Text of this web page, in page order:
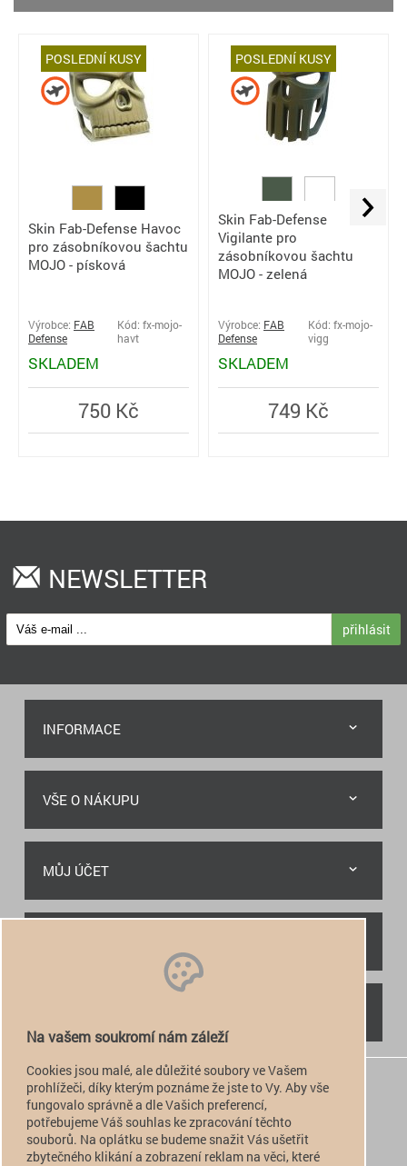
POSLEDNÍ KUSY
Skin Fab-Defense Havoc
pro zásobníkovou šachtu
MOJO - písková
Výrobce: FAB
Defense
Kód: fx-mojo-
havt
SKLADEM
750 Kč
POSLEDNÍ KUSY
Skin Fab-Defense
Vigilante pro
zásobníkovou šachtu
MOJO - zelená
Výrobce: FAB
Defense
Kód: fx-mojo-
vigg
SKLADEM
749 Kč
NEWSLETTER
přihlásit
INFORMACE
VŠE O NÁKUPU
MŮJ ÚČET
 +420 774 949 776
 info@alfatactical.cz
Na vašem soukromí nám záleží
Cookies jsou malé, ale důležité soubory ve Vašem
prohlížeči, díky kterým poznáme že jste to Vy. Aby vše
fungovalo správně a dle Vašich preferencí,
potřebujeme Váš souhlas ke zpracování těchto
souborů. Na oplátku se budeme snažit Vás ušetřit
zbytečného klikání a zobrazení reklam na věci, které